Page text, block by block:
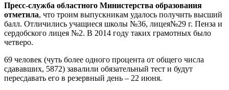
Пресс-служба областного Министерства образования
отметила, что троим выпускникам удалось получить высший
балл. Отличились учащиеся школы №36, лицея№29 г. Пенза и
сердобского лицея №2. В 2014 году таких грамотных было
четверо.
69 человек (чуть более одного процента от общего числа
сдававших, 5872) завалили обязательный тест и будут
пересдавать его в резервный день – 22 июня.